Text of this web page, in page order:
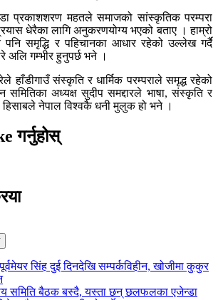
डा प्रकाशशरण महतले समाजको सांस्कृतिक परम्परा
धेरैका लागि अनुकरणयोग्य भएको बताए । हाम्रो
पनि समृद्धि र पहिचानका आधार रहेको उल्लेख गर्दै
अलि गम्भीर हुनुपर्छ भने ।
हाँडीगाउँ संस्कृति र धार्मिक परम्पराले समृद्ध रहेको
समितिका अध्यक्ष सुदीप समद्दारले भाषा, संस्कृति र
हिसाबले नेपाल विश्वकै धनी मुलुक हो भने ।
सिंह दुई दिनदेखि सम्पर्कविहीन, खोजीमा कुकुर
समिति बैठक बस्दै, यस्ता छन् छलफलका एजेन्डा